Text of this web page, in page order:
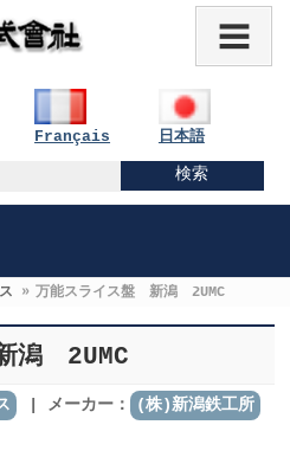
Français 日本語
» 万能スライス盤 新潟 2UMC
潟 2UMC
メーカー： (株)新潟鉄工所